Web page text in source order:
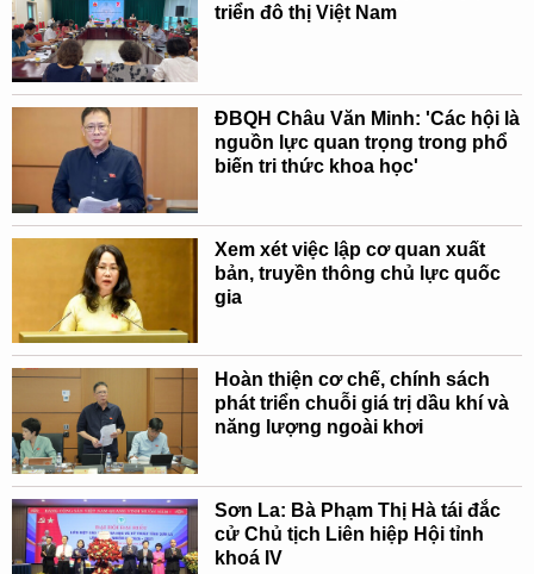
triển đô thị Việt Nam
ĐBQH Châu Văn Minh: 'Các hội là
nguồn lực quan trọng trong phổ
biến tri thức khoa học'
Xem xét việc lập cơ quan xuất
bản, truyền thông chủ lực quốc
gia
Hoàn thiện cơ chế, chính sách
phát triển chuỗi giá trị dầu khí và
năng lượng ngoài khơi
Sơn La: Bà Phạm Thị Hà tái đắc
cử Chủ tịch Liên hiệp Hội tỉnh
khoá IV